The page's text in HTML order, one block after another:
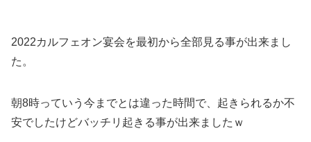
2022カルフェオン宴会を最初から全部見る事が出来まし
た。
朝8時っていう今までとは違った時間で、起きられるか不
安でしたけどバッチリ起きる事が出来ましたｗ